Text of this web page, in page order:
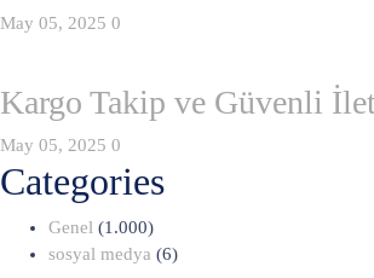
May 05, 2025 0
Kargo Takip ve Güvenli
May 05, 2025 0
Categories
Genel (1.000)
sosyal medya (6)